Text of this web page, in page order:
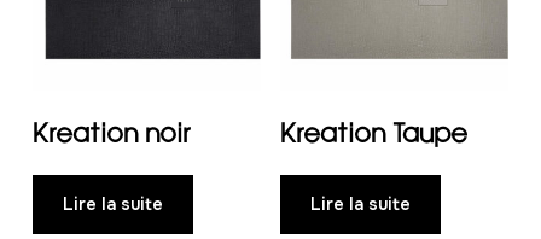
Kreation noir
Lire la suite
Kreation Taupe
Lire la suite